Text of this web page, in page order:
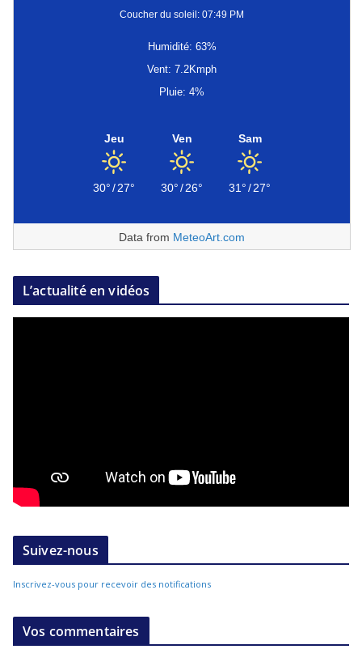
Coucher du soleil: 07:49 PM
Humidité: 63%
Vent: 7.2Kmph
Pluie: 4%
Jeu
30°/27°
Ven
30°/26°
Sam
31°/27°
Data from MeteoArt.com
L’actualité en vidéos
Suivez-nous
Inscrivez-vous pour recevoir des notifications
Vos commentaires